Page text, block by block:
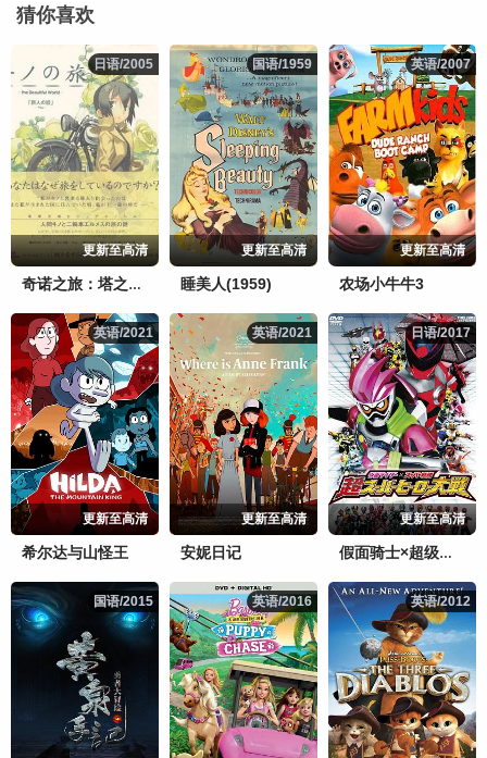
猜你喜欢
日语/2005
日语/2005
更新至高清
奇诺之旅：塔之国-FreeLance-
国语/1959
国语/1959
更新至高清
睡美人(1959)
英语/2007
英语/2007
更新至高清
农场小牛牛3
英语/2021
英语/2021
更新至高清
希尔达与山怪王
英语/2021
英语/2021
更新至高清
安妮日记
日语/2017
日语/2017
更新至高清
假面骑士×超级战队超超级英雄大战
国语/2015
国语/2015 英语/2016
英语/2016 英语/2012
英语/2012